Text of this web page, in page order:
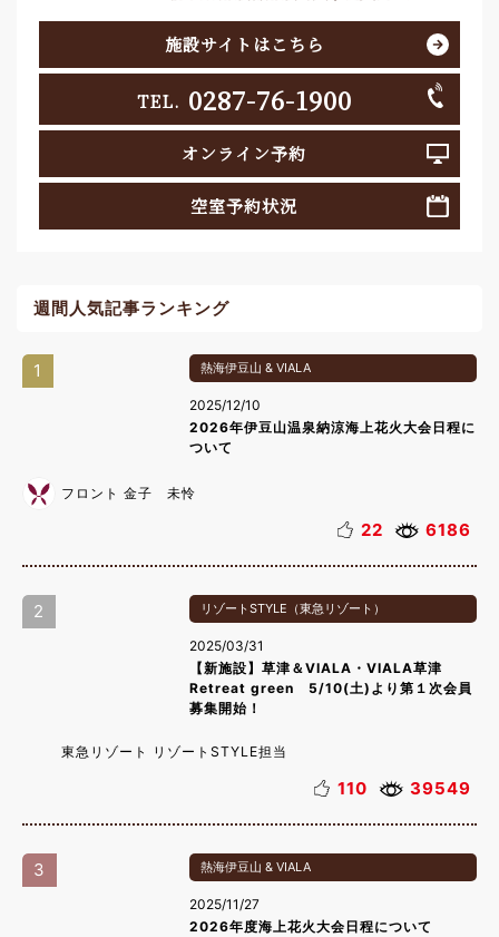
施設サイトはこちら
TEL. 0287-76-1900
オンライン予約
空室予約状況
週間人気記事ランキング
1 熱海伊豆山 & VIALA
2025/12/10
2026年伊豆山温泉納涼海上花火大会日程に
ついて
フロント 金子 未怜
22 6186
2 リゾートSTYLE（東急リゾート）
2025/03/31
【新施設】草津＆VIALA・VIALA草津
Retreat green 5/10(土)より第１次会員
募集開始！
東急リゾート リゾートSTYLE担当
110 39549
3 熱海伊豆山 & VIALA
2025/11/27
2026年度海上花火大会日程について